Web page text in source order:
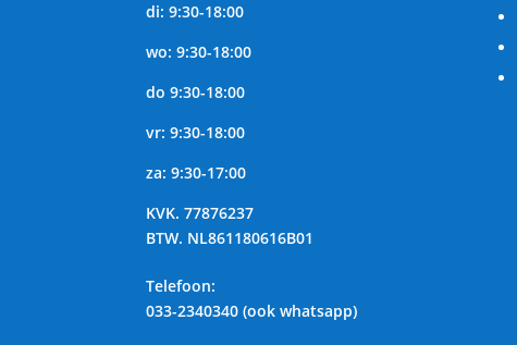
di: 9:30-18:00
wo: 9:30-18:00
do 9:30-18:00
vr: 9:30-18:00
za: 9:30-17:00
KVK. 77876237
BTW. NL861180616B01
Telefoon:
033-2340340 (ook whatsapp)